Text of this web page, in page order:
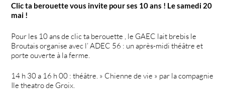
Clic ta berouette vous invite pour ses 10 ans ! Le samedi 20
mai !
Pour les 10 ans de clic ta berouette , le GAEC lait brebis le
Broutais organise avec l’ ADEC 56 : un après-midi théâtre et
porte ouverte à la ferme.
14 h 30 a 16 h 00 : théâtre. » Chienne de vie » par la compagnie
Ile theatro de Groix.